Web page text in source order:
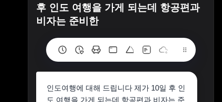
후 인도 여행을 가게 되는데 항공편과
비자는 준비한
인도여행에 대해 드립니다 제가 10일 후 인
도 여행을 가게 되는데 항공편과 비자는 준